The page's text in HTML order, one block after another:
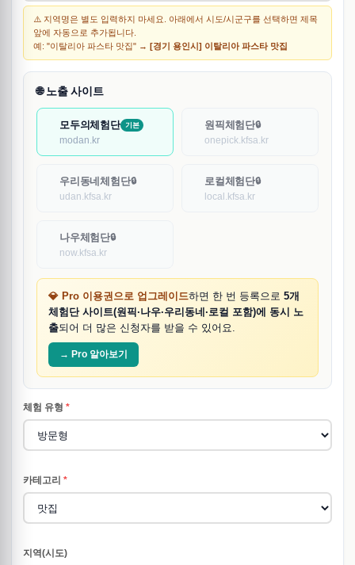
⚠️ 지역명은 별도 입력하지 마세요. 아래에서 시도/시군구를 선택하면 제목
앞에 자동으로 추가됩니다.
예: "이탈리아 파스타 맛집" → [경기 용인시] 이탈리아 파스타 맛집
🌐 노출 사이트
모두의체험단 기본
modan.kr
원픽체험단🔒
onepick.kfsa.kr
우리동네체험단🔒
udan.kfsa.kr
로컬체험단🔒
local.kfsa.kr
나우체험단🔒
now.kfsa.kr
💎 Pro 이용권으로 업그레이드하면 한 번 등록으로 5개
체험단 사이트(원픽·나우·우리동네·로컬 포함)에 동시 노
출되어 더 많은 신청자를 받을 수 있어요.
→ Pro 알아보기
체험 유형 *
카테고리 *
지역(시도)